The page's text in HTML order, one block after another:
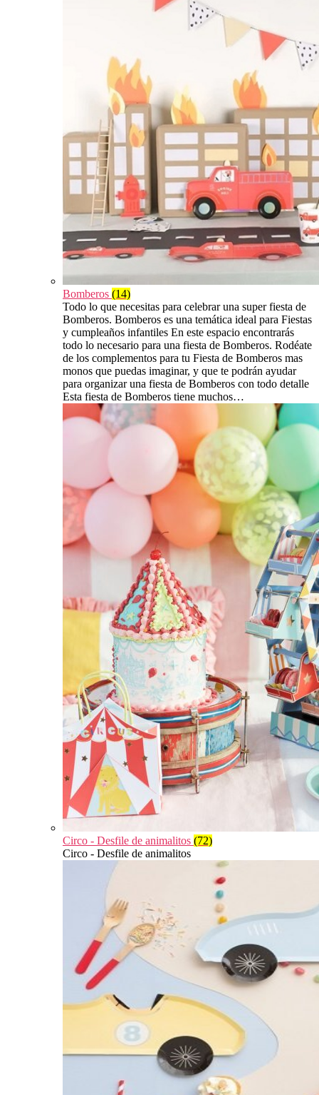
Bomberos (14)
Todo lo que necesitas para celebrar una super fiesta de
Bomberos. Bomberos es una temática ideal para Fiestas
y cumpleaños infantiles En este espacio encontrarás
todo lo necesario para una fiesta de Bomberos. Rodéate
de los complementos para tu Fiesta de Bomberos mas
monos que puedas imaginar, y que te podrán ayudar
para organizar una fiesta de Bomberos con todo detalle
Esta fiesta de Bomberos tiene muchos…
Circo - Desfile de animalitos (72)
Circo - Desfile de animalitos